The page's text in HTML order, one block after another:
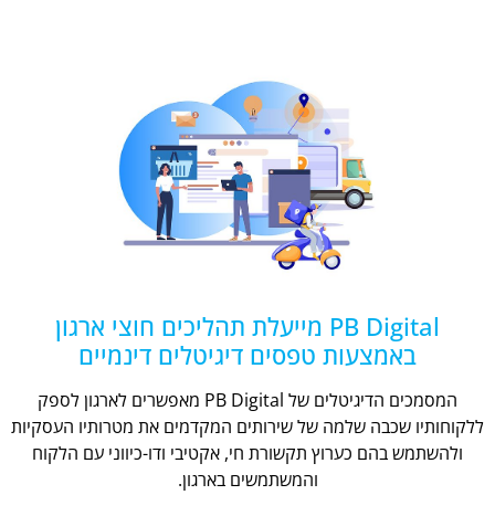
PB Digital מייעלת תהליכים חוצי ארגון
באמצעות טפסים דיגיטלים דינמיים
המסמכים הדיגיטלים של PB Digital מאפשרים לארגון לספק
ללקוחותיו שכבה שלמה של שירותים המקדמים את מטרותיו העסקיות
ולהשתמש בהם כערוץ תקשורת חי, אקטיבי ודו-כיווני עם הלקוח
והמשתמשים בארגון.